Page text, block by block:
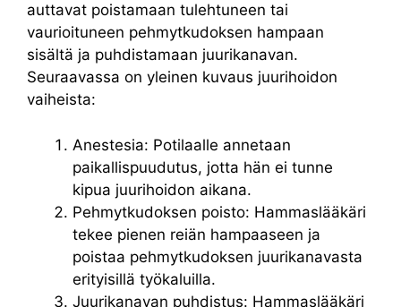
auttavat poistamaan tulehtuneen tai
vaurioituneen pehmytkudoksen hampaan
sisältä ja puhdistamaan juurikanavan.
Seuraavassa on yleinen kuvaus juurihoidon
vaiheista:
Anestesia: Potilaalle annetaan
paikallispuudutus, jotta hän ei tunne
kipua juurihoidon aikana.
Pehmytkudoksen poisto: Hammaslääkäri
tekee pienen reiän hampaaseen ja
poistaa pehmytkudoksen juurikanavasta
erityisillä työkaluilla.
Juurikanavan puhdistus: Hammaslääkäri